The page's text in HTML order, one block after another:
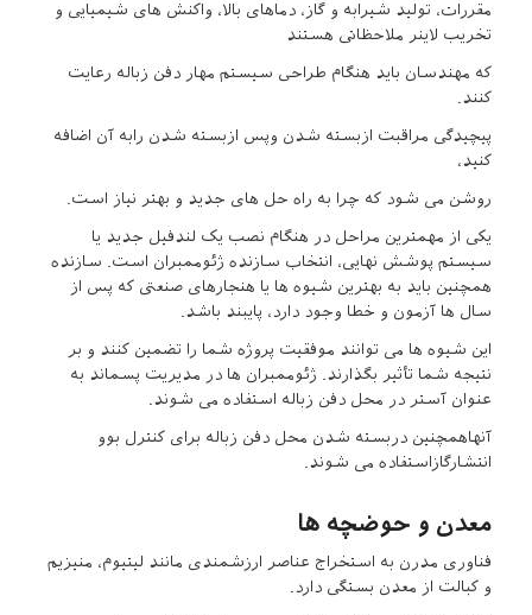
مقررات، تولید شیرابه و گاز، دماهای بالا، واکنش های شیمیایی و
تخریب لاینر ملاحظاتی هستند
که مهندسان باید هنگام طراحی سیستم مهار دفن زباله رعایت
کنند.
پیچیدگی مراقبت ازبسته شدن وپس ازبسته شدن رابه آن اضافه
کنید،
روشن می شود که چرا به راه حل های جدید و بهتر نیاز است.
یکی از مهمترین مراحل در هنگام نصب یک لندفیل جدید یا
سیستم پوشش نهایی، انتخاب سازنده ژئوممبران است. سازنده
همچنین باید به بهترین شیوه ها یا هنجارهای صنعتی که پس از
سال ها آزمون و خطا وجود دارد، پایبند باشد.
این شیوه ها می توانند موفقیت پروژه شما را تضمین کنند و بر
نتیجه شما تأثیر بگذارند. ژئوممبران ها در مدیریت پسماند به
عنوان آستر در محل دفن زباله استفاده می شوند.
آنهاهمچنین دربسته شدن محل دفن زباله برای کنترل بوو
انتشارگازاستفاده می شوند.
معدن و حوضچه ها
فناوری مدرن به استخراج عناصر ارزشمندی مانند لیتیوم، منیزیم
و کبالت از معدن بستگی دارد.